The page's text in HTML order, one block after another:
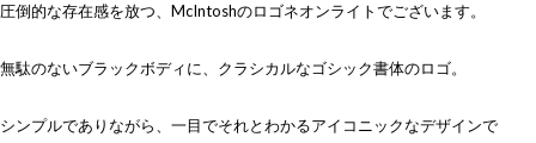
圧倒的な存在感を放つ、McIntoshのロゴネオンライトでございます。
無駄のないブラックボディに、クラシカルなゴシック書体のロゴ。
シンプルでありながら、一目でそれとわかるアイコニックなデザインで